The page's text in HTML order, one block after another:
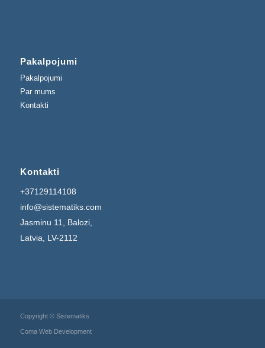
Pakalpojumi
Pakalpojumi
Par mums
Kontakti
Kontakti
+37129114108
info@sistematiks.com
Jasminu 11, Balozi,
Latvia, LV-2112
Copyright © Sistematiks
Coma Web Development